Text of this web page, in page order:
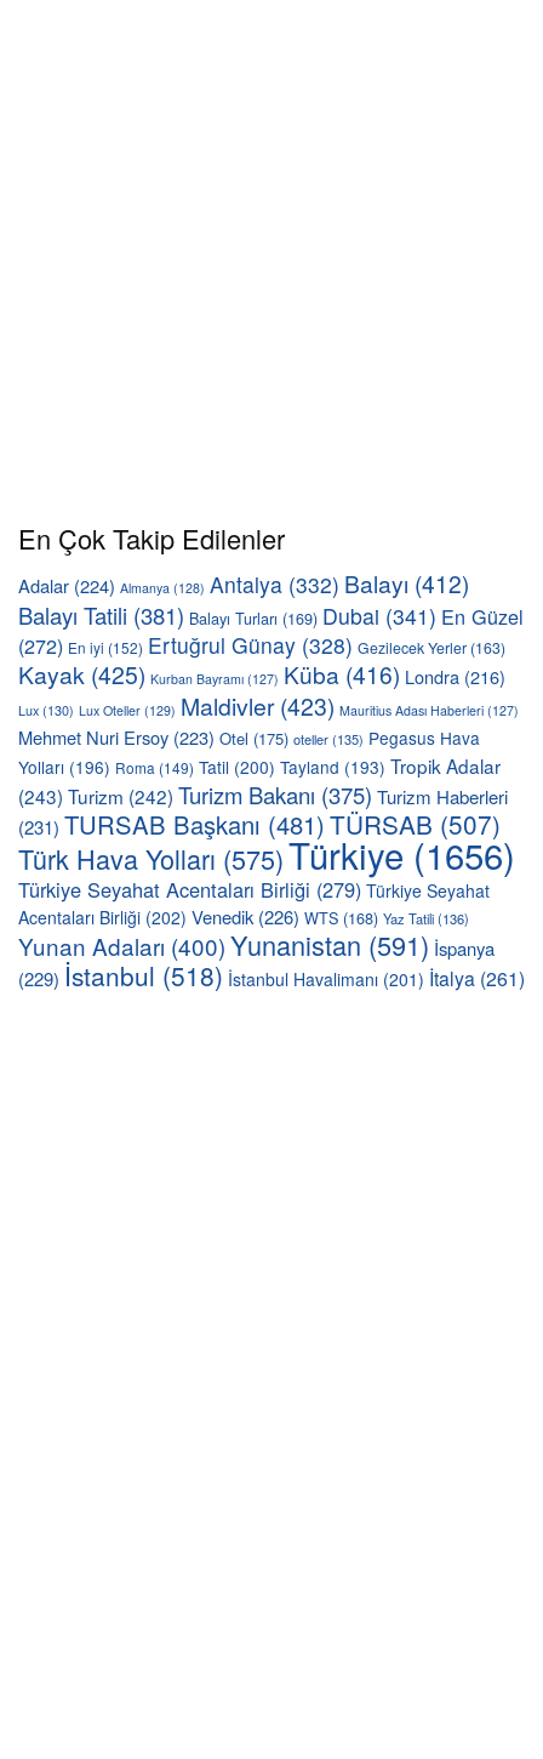
En Çok Takip Edilenler
Adalar (224) Almanya (128) Antalya (332) Balayı (412)
Balayı Tatili (381) Balayı Turları (169) Dubai (341) En Güzel
(272) En iyi (152) Ertuğrul Günay (328) Gezilecek Yerler (163)
Kayak (425) Kurban Bayramı (127) Küba (416) Londra (216)
Lux (130) Lux Oteller (129) Maldivler(423) Mauritius Adası Haberleri (127)
Mehmet Nuri Ersoy (223) Otel (175) oteller(135) Pegasus Hava
Yolları (196) Roma (149) Tatil (200) Tayland (193) Tropik Adalar
(243) Turizm (242) Turizm Bakanı (375) Turizm Haberleri
(231) TURSAB Başkanı (481)TÜRSAB (507)
Türk Hava Yolları (575)Türkiye (1656)
Türkiye Seyahat Acentaları Birliği (279) Türkiye Seyahat
Acentaları Birliği (202) Venedik(226) WTS (168) Yaz Tatili(136)
Yunan Adaları (400)Yunanistan (591) İspanya
(229) İstanbul (518) İstanbul Havalimanı (201) İtalya (261)